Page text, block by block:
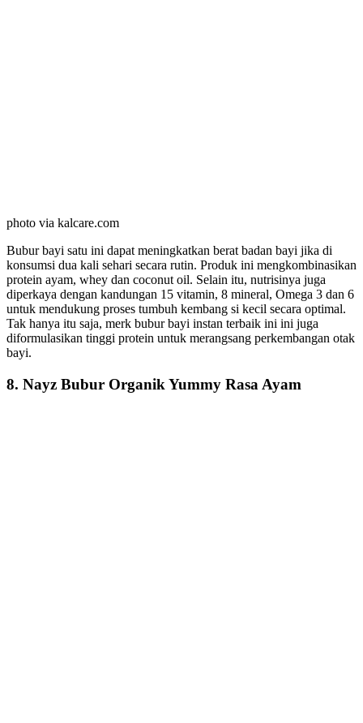
photo via kalcare.com
Bubur bayi satu ini dapat meningkatkan berat badan bayi jika di
konsumsi dua kali sehari secara rutin. Produk ini mengkombinasikan
protein ayam, whey dan coconut oil. Selain itu, nutrisinya juga
diperkaya dengan kandungan 15 vitamin, 8 mineral, Omega 3 dan 6
untuk mendukung proses tumbuh kembang si kecil secara optimal.
Tak hanya itu saja, merk bubur bayi instan terbaik ini ini juga
diformulasikan tinggi protein untuk merangsang perkembangan otak
bayi.
8. Nayz Bubur Organik Yummy Rasa Ayam